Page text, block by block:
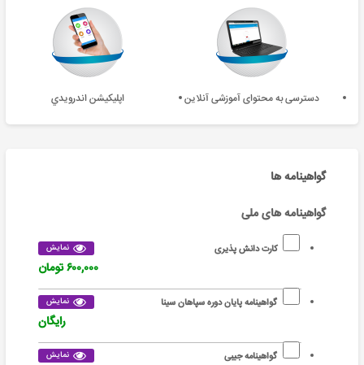
دسترسی به محتوای آموزشی آنلاین اپليکيشن اندرويدي
گواهینامه ها
گواهینامه های ملی
کارت دانش پذیری نمایش
۶۰۰,۰۰۰ تومان
گواهینامه پایان دوره سپاهان سینا نمایش
رایگان
گواهینامه جیبی نمایش